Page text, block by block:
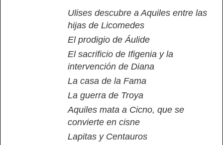
Ulises descubre a Aquiles entre las
hijas de Licomedes
El prodigio de Áulide
El sacrificio de Ifigenia y la
intervención de Diana
La casa de la Fama
La guerra de Troya
Aquiles mata a Cicno, que se
convierte en cisne
Lapitas y Centauros